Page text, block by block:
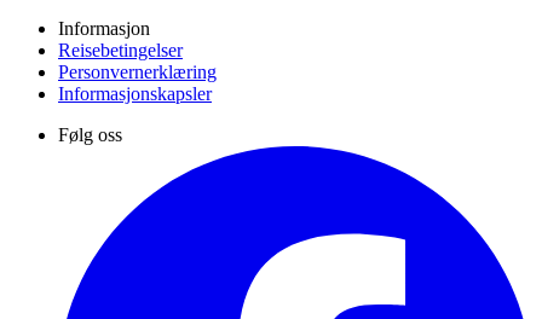
Informasjon
Reisebetingelser
Personvernerklæring
Informasjonskapsler
Følg oss